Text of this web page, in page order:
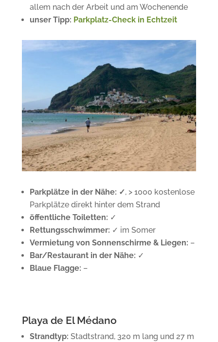
allem nach der Arbeit und am Wochenende
unser Tipp: Parkplatz-Check in Echtzeit
Parkplätze in der Nähe: ✓, > 1000 kostenlose
Parkplätze direkt hinter dem Strand
öffentliche Toiletten: ✓
Rettungsschwimmer: ✓ im Somer
Vermietung von Sonnenschirme & Liegen: –
Bar/Restaurant in der Nähe: ✓
Blaue Flagge: –
Playa de El Médano
Strandtyp: Stadtstrand, 320 m lang und 27 m